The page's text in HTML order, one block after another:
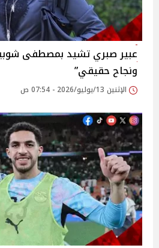
عبير صبري تشيد بمصطفى
ونجاح حقيقي”
الإثنين 13/يوليو/2026 - 07:54 ص